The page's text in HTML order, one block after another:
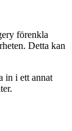
förenkla
Detta kan
in i ett annat